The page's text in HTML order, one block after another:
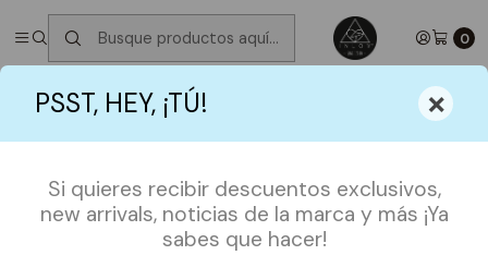
PSST, HEY, ¡TÚ! ×
Si quieres recibir descuentos exclusivos,
new arrivals, noticias de la marca y más ¡Ya
sabes que hacer!
0
✮ ⋆ ˚｡𖦹 ⋆｡°✩Próximos Despachos jueves 6 de Agosto
°✩
SHOP BY FANDOMS
Polera Star Wars Estrella de la Muerte